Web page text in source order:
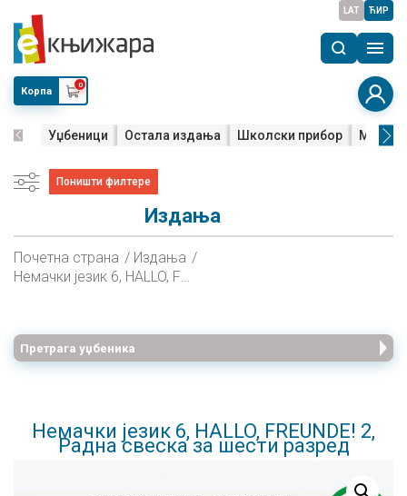
LAT ЋИР
Корпа
0
Уџбеници Остала издања Школски прибор Мала
Поништи филтере
Издања
Почетна страна
Издања
Немачки језик 6, HALLO, FREUNDE! 2, Радна свеска за шести разред
Претрага уџбеника
Немачки језик 6, HALLO, FREUNDE! 2,
Радна свеска за шести разред